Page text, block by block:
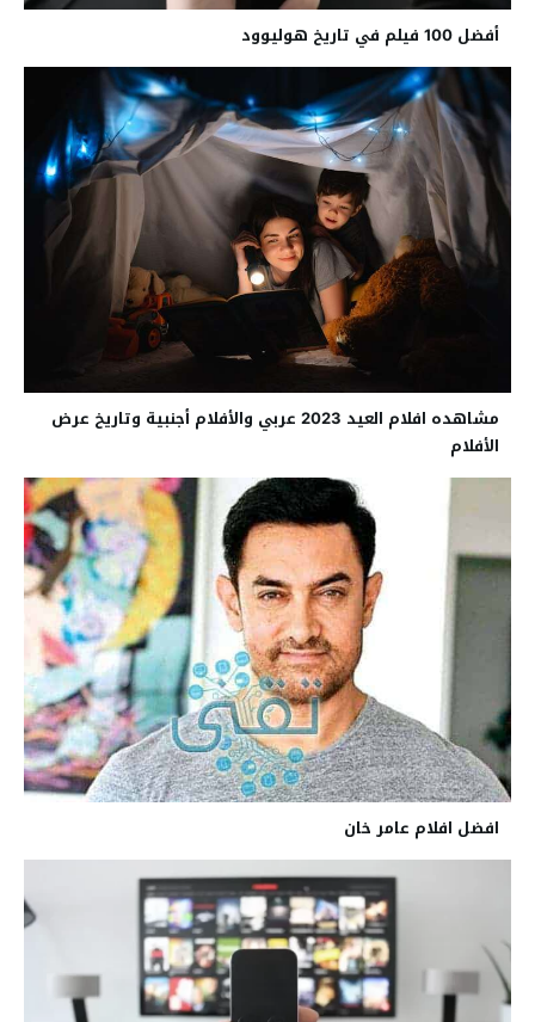
أفضل 100 فيلم في تاريخ هوليوود
مشاهده افلام العيد 2023 عربي والأفلام أجنبية وتاريخ عرض
الأفلام
افضل افلام عامر خان